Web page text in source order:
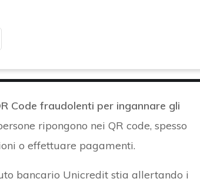
Code fraudolenti per ingannare gli
ripongono nei QR code, spesso
o effettuare pagamenti.
bancario Unicredit stia allertando i